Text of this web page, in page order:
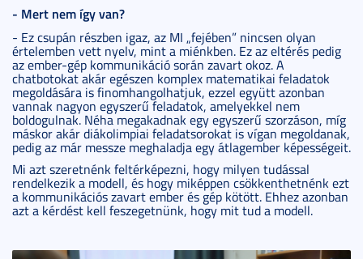
- Mert nem így van?
- Ez csupán részben igaz, az MI „fejében” nincsen olyan
értelemben vett nyelv, mint a miénkben. Ez az eltérés pedig
az ember-gép kommunikáció során zavart okoz. A
chatbotokat akár egészen komplex matematikai feladatok
megoldására is finomhangolhatjuk, ezzel együtt azonban
vannak nagyon egyszerű feladatok, amelyekkel nem
boldogulnak. Néha megakadnak egy egyszerű szorzáson, míg
máskor akár diákolimpiai feladatsorokat is vígan megoldanak,
pedig az már messze meghaladja egy átlagember képességeit.
Mi azt szeretnénk feltérképezni, hogy milyen tudással
rendelkezik a modell, és hogy miképpen csökkenthetnénk ezt
a kommunikációs zavart ember és gép kötött. Ehhez azonban
azt a kérdést kell feszegetnünk, hogy mit tud a modell.